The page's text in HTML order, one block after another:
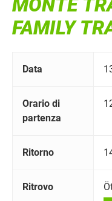
FAMILY
Data
Orario di
partenza
Ritorno
Ritrovo